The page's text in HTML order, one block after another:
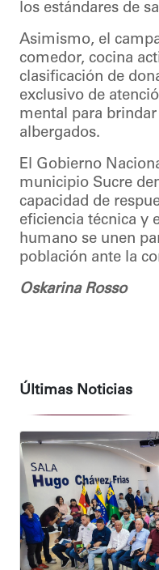
los estándares de
Asimismo, el
comedor, cocina
clasificación de
exclusivo de
mental para
albergados.
El Gobierno
municipio Sucre
capacidad de
eficiencia técnica y
humano se unen
población ante la
Oskarina Rosso
Últimas Noticias